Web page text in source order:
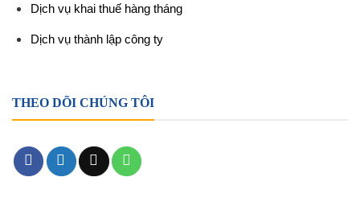
Dịch vụ khai thuế hàng tháng
Dịch vụ thành lập công ty
THEO DÕI CHÚNG TÔI